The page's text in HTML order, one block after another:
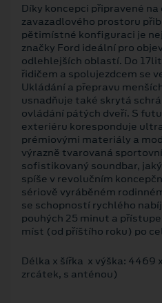
Díky koncepci připravené
zavazadlového prostoru
pětimístné konfiguraci je
značky Ford ideální pro
odlehlejších oblastí. Do
řidičem a spolujezdcem se
Ukládání a přepravu
usnadňuje také skrytá
ovládání pátých dveří. S
exteriéru koresponduje
prémiovými materiály a
výrazně tvarovaná
sofistikovaný soundbar,
spíše v revolučním
sériově vyráběném
se schopností rychlého
pouhých 25 minut a
míst (od příštího roku) po
Délka x šířka x výška: 4469
zrcátek, s anténou)